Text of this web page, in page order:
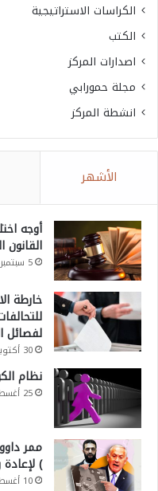
الكراسات الاستراتيجية
الكتب
اصدارات المركز
مجلة حمورابي
انشطة المركز
الأشهر
أوجه
القانون
5 سبتمبر، 2025
لفصائل
30 أكتوبر، 2025
نظام
25 أغسطس، 2025
)
10 أغسطس، 2025